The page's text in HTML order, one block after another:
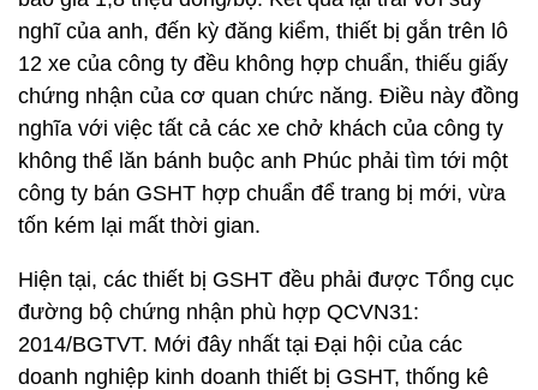
nghĩ của anh, đến kỳ đăng kiểm, thiết bị gắn trên lô
12 xe của công ty đều không hợp chuẩn, thiếu giấy
chứng nhận của cơ quan chức năng. Điều này đồng
nghĩa với việc tất cả các xe chở khách của công ty
không thể lăn bánh buộc anh Phúc phải tìm tới một
công ty bán GSHT hợp chuẩn để trang bị mới, vừa
tốn kém lại mất thời gian.
Hiện tại, các thiết bị GSHT đều phải được Tổng cục
đường bộ chứng nhận phù hợp QCVN31:
2014/BGTVT. Mới đây nhất tại Đại hội của các
doanh nghiệp kinh doanh thiết bị GSHT, thống kê